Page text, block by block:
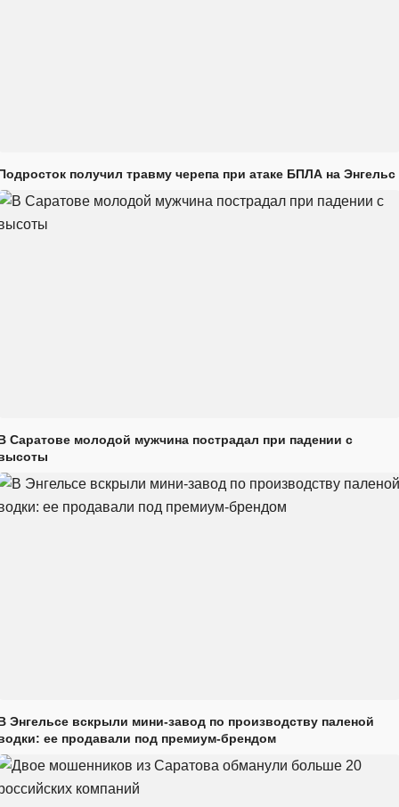
получил травму черепа при атаке БПЛА на Энгельс
Саратове молодой мужчина пострадал при падении с
Энгельсе вскрыли мини-завод по производству паленой
ее продавали под премиум-брендом